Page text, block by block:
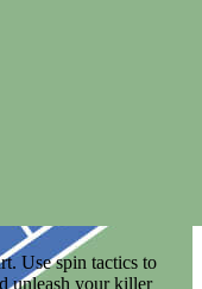
Use spin tactics to
unleash your killer